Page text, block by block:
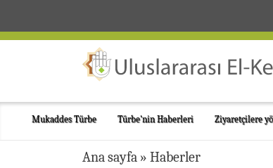
Mukaddes Türbe Türbe'nin Haberleri Ziyaretçilere
Ana sayfa » Haberler